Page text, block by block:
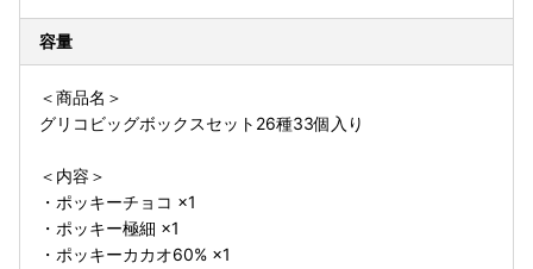
容量
＜商品名＞
グリコビッグボックスセット26種33個入り
＜内容＞
・ポッキーチョコ ×1
・ポッキー極細 ×1
・ポッキーカカオ60% ×1